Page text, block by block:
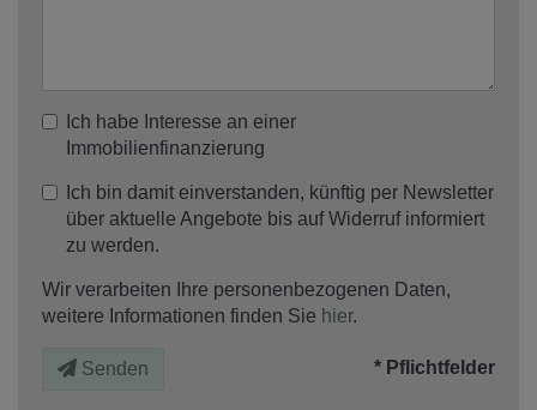
Ich habe Interesse an einer
Immobilienfinanzierung
Ich bin damit einverstanden, künftig per Newsletter
über aktuelle Angebote bis auf Widerruf informiert
zu werden.
Wir verarbeiten Ihre personenbezogenen Daten,
weitere Informationen finden Sie hier.
Senden * Pflichtfelder